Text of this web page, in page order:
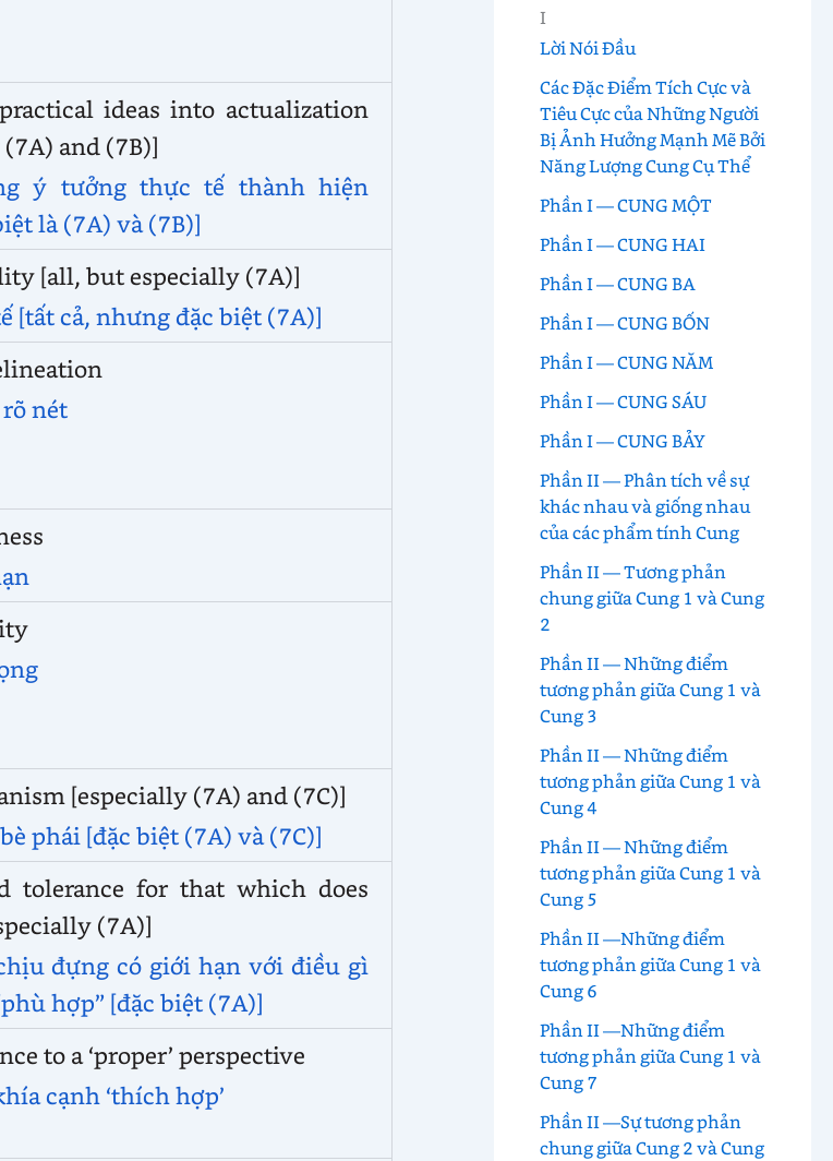
ideas into actualization
and (7B)]
ý tưởng thực tế thành hiện
là (7A) và (7B)]
[all, but especially (7A)]
[tất cả, nhưng đặc biệt (7A)]
nét
[especially (7A) and (7C)]
phái [đặc biệt (7A) và (7C)]
tolerance for that which does
(7A)]
đựng có giới hạn với điều gì
hợp” [đặc biệt (7A)]
to a ‘proper’ perspective
cạnh ‘thích hợp’
I
Lời Nói Đầu
Các Đặc Điểm Tích Cực và
Tiêu Cực của Những Người
Bị Ảnh Hưởng Mạnh Mẽ Bởi
Năng Lượng Cung Cụ Thể
Phần I — CUNG MỘT
Phần I — CUNG HAI
Phần I — CUNG BA
Phần I — CUNG BỐN
Phần I — CUNG NĂM
Phần I — CUNG SÁU
Phần I — CUNG BẢY
Phần II — Phân tích về sự
khác nhau và giống nhau
của các phẩm tính Cung
Phần II — Tương phản
chung giữa Cung 1 và Cung
2
Phần II — Những điểm
tương phản giữa Cung 1 và
Cung 3
Phần II — Những điểm
tương phản giữa Cung 1 và
Cung 4
Phần II — Những điểm
tương phản giữa Cung 1 và
Cung 5
Phần II —Những điểm
tương phản giữa Cung 1 và
Cung 6
Phần II —Những điểm
tương phản giữa Cung 1 và
Cung 7
Phần II —Sự tương phản
chung giữa Cung 2 và Cung